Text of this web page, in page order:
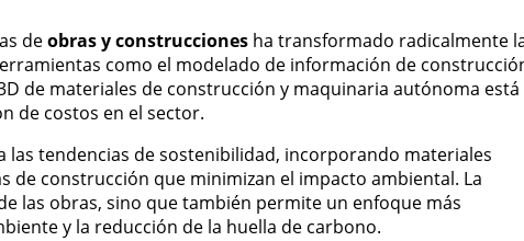
deobras y construcciones ha transformado radicalmente
como el modelado de información de
de materiales de construcción y maquinaria autónoma está
de costos en el sector.
las tendencias de sostenibilidad, incorporando materiales
de construcción que minimizan el impacto ambiental. La
las obras, sino que también permite un enfoque más
y la reducción de la huella de carbono.